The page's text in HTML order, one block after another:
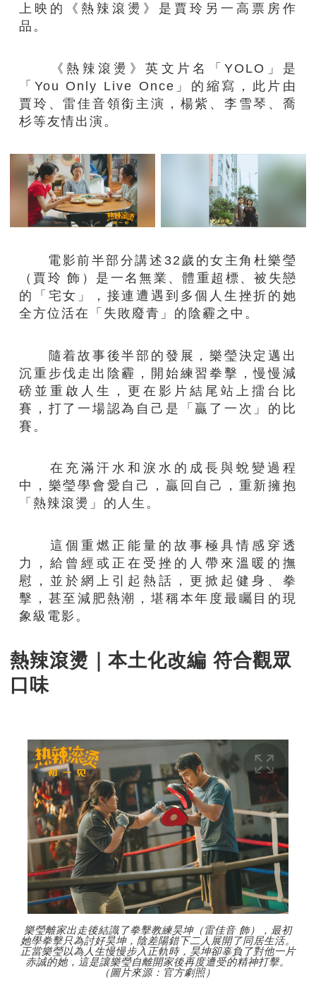
上映的《熱辣滾燙》是賈玲另一高票房作
品。
《熱辣滾燙》英文片名「YOLO」是
「You Only Live Once」的縮寫，此片由
賈玲、雷佳音領銜主演，楊紫、李雪琴、喬
杉等友情出演。
電影前半部分講述32歲的女主角杜樂瑩
（賈玲 飾）是一名無業、體重超標、被失戀
的「宅女」，接連遭遇到多個人生挫折的她
全方位活在「失敗廢青」的陰霾之中。
隨着故事後半部的發展，樂瑩決定邁出
沉重步伐走出陰霾，開始練習拳擊，慢慢減
磅並重啟人生，更在影片結尾站上擂台比
賽，打了一場認為自己是「贏了一次」的比
賽。
在充滿汗水和淚水的成長與蛻變過程
中，樂瑩學會愛自己，贏回自己，重新擁抱
「熱辣滾燙」的人生。
這個重燃正能量的故事極具情感穿透
力，給曾經或正在受挫的人帶來溫暖的撫
慰，並於網上引起熱話，更掀起健身、拳
擊，甚至減肥熱潮，堪稱本年度最矚目的現
象級電影。
熱辣滾燙｜本土化改編 符合觀眾
口味
樂瑩離家出走後結識了拳擊教練昊坤（雷佳音 飾），最初
她學拳擊只為討好昊坤，陰差陽錯下二人展開了同居生活。
正當樂瑩以為人生慢慢步入正軌時，昊坤卻辜負了對他一片
赤誠的她，這是讓樂瑩自離開家後再度遭受的精神打擊。
（圖片來源：官方劇照）